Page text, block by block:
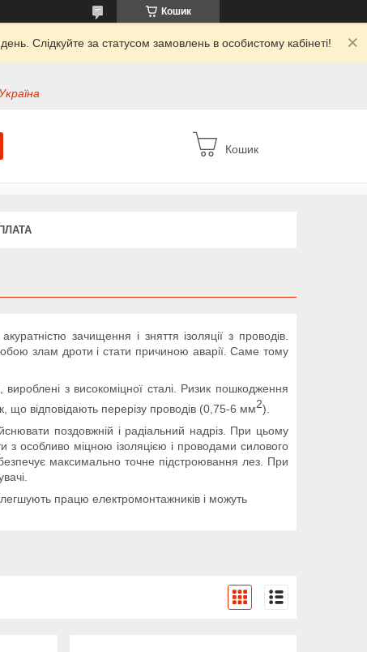
Кошик
Слідкуйте за статусом замовлень в особистому кабінеті!
Кошик
зачищення і зняття ізоляції з проводів.
злам дроти і стати причиною аварії. Саме тому
з високоміцної сталі. Ризик пошкодження
що відповідають перерізу проводів (0,75-6 мм2).
поздовжній і радіальний надріз. При цьому
особливо міцною ізоляцією і проводами силового
максимально точне підстроювання лез. При
працю електромонтажників і можуть